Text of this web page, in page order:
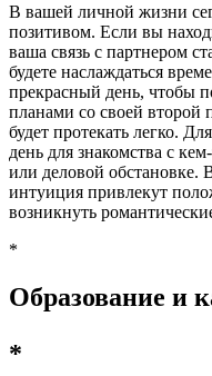
В вашей личной жизни
позитивом. Если вы
ваша связь с партнером
будете наслаждаться
прекрасный день, чтобы
планами со своей второй
будет протекать легко.
день для знакомства с
или деловой обстановке.
интуиция привлекут
возникнуть
*
Образование и
*